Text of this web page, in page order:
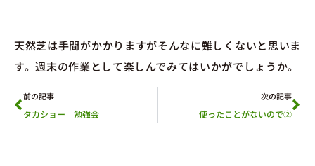
天然芝は手間がかかりますがそんなに難しくないと思いま
す。週末の作業として楽しんでみてはいかがでしょうか。
前の記事
タカショー 勉強会
次の記事
使ったことがないので②